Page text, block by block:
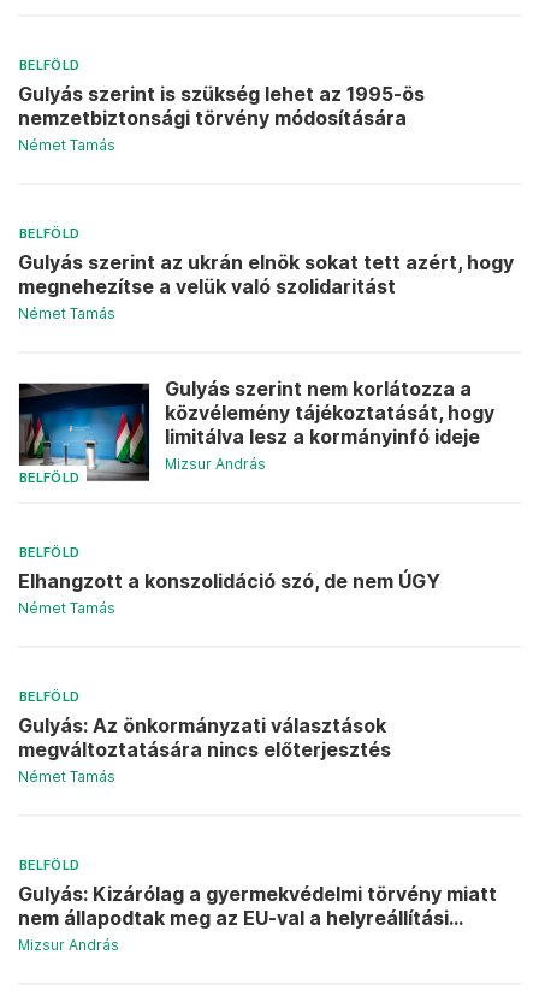
BELFÖLD
Gulyás szerint is szükség lehet az 1995-ös
nemzetbiztonsági törvény módosítására
Német Tamás
BELFÖLD
Gulyás szerint az ukrán elnök sokat tett azért, hogy
megnehezítse a velük való szolidaritást
Német Tamás
BELFÖLD
Gulyás szerint nem korlátozza a
közvélemény tájékoztatását, hogy
limitálva lesz a kormányinfó ideje
Mizsur András
BELFÖLD
Elhangzott a konszolidáció szó, de nem ÚGY
Német Tamás
BELFÖLD
Gulyás: Az önkormányzati választások
megváltoztatására nincs előterjesztés
Német Tamás
BELFÖLD
Gulyás: Kizárólag a gyermekvédelmi törvény miatt
nem állapodtak meg az EU-val a helyreállítási...
Mizsur András